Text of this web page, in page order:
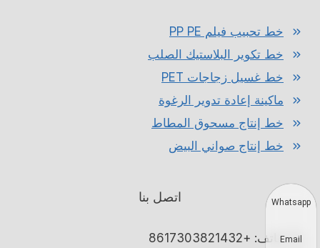
خط تحبيب فيلم PP PE
خط تكوير البلاستيك الصلب
خط غسيل زجاجات PET
ماكينة إعادة تدوير الرغوة
خط إنتاج مسحوق المطاط
خط إنتاج صواني البيض
اتصل بنا
هاتف: +8617303821432
Whatsapp
Email